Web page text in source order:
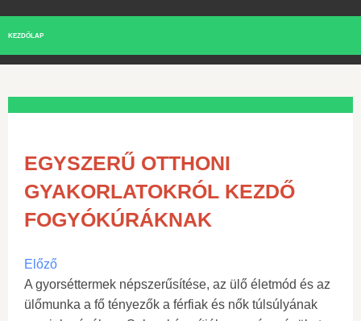
KEZDŐLAP
EGYSZERŰ OTTHONI
GYAKORLATOKRÓL KEZDŐ
FOGYÓKÚRÁKNAK
Előző
A gyorséttermek népszerűsítése, az ülő életmód és az
ülőmunka a fő tényezők a férfiak és nők túlsúlyának